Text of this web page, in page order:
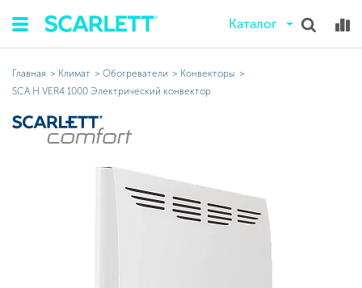
Каталог
Главная Климат Обогреватели
Конвекторы
SCA H VER4 1000 Электрический конвектор